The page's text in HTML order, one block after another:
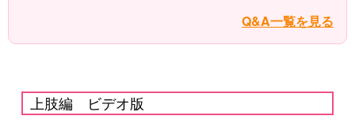
Q&A一覧を見る
上肢編 ビデオ版